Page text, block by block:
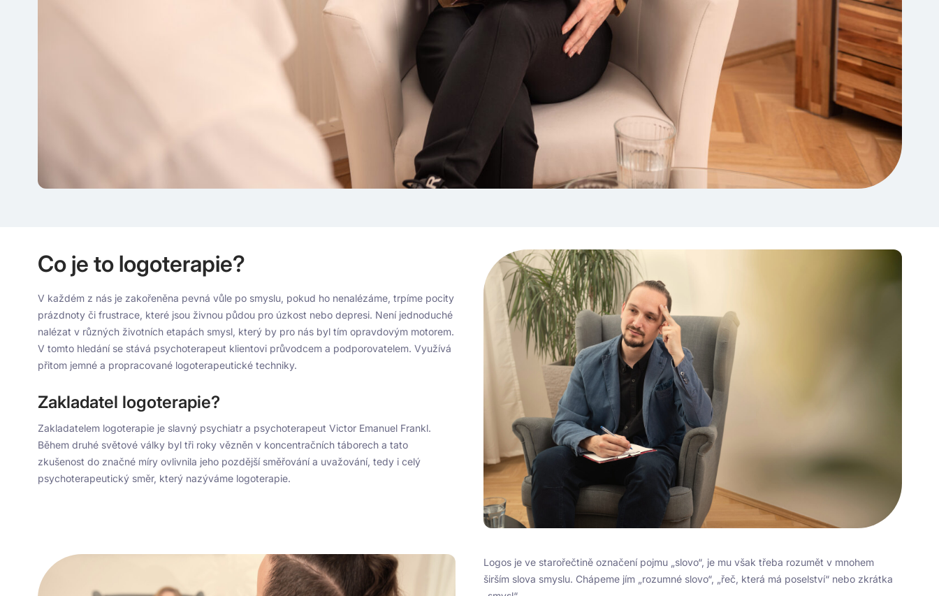
Co je to logoterapie?
V každém z nás je zakořeněna pevná vůle po smyslu, pokud ho nenalézáme, trpíme pocity
prázdnoty či frustrace, které jsou živnou půdou pro úzkost nebo depresi. Není jednoduché
nalézat v různých životních etapách smysl, který by pro nás byl tím opravdovým motorem.
V tomto hledání se stává psychoterapeut klientovi průvodcem a podporovatelem. Využívá
přitom jemné a propracované logoterapeutické techniky.
Zakladatel logoterapie?
Zakladatelem logoterapie je slavný psychiatr a psychoterapeut Victor Emanuel Frankl.
Během druhé světové války byl tři roky vězněn v koncentračních táborech a tato
zkušenost do značné míry ovlivnila jeho pozdější směřování a uvažování, tedy i celý
psychoterapeutický směr, který nazýváme logoterapie.
Logos je ve starořečtině označení pojmu „slovo“, je mu však třeba rozumět v mnohem
širším slova smyslu. Chápeme jím „rozumné slovo“, „řeč, která má poselství“ nebo zkrátka